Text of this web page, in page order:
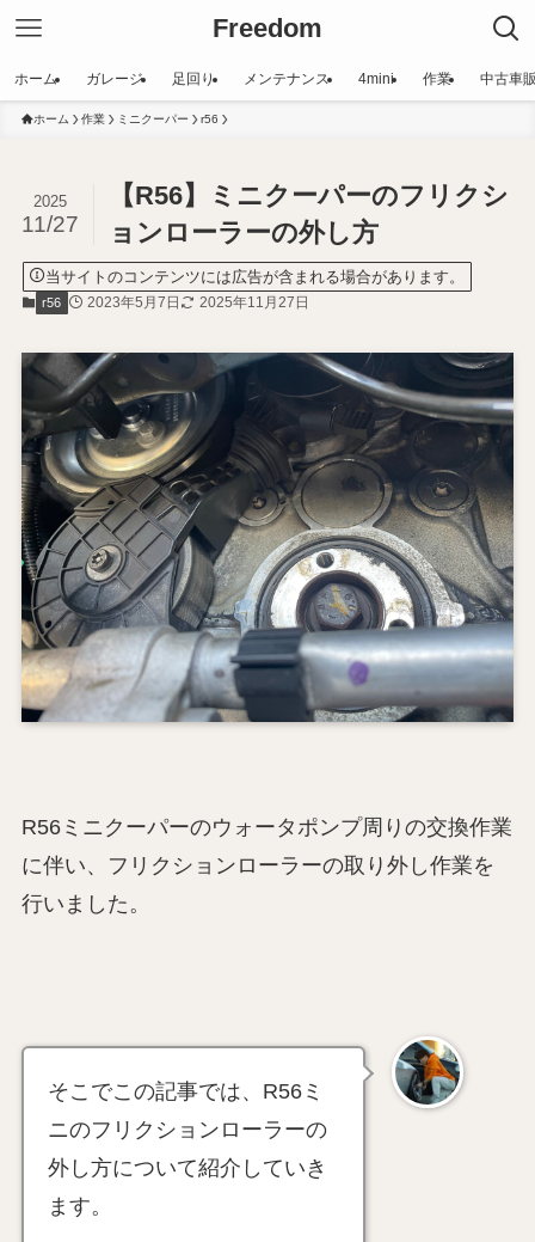
Freedom
ホーム ガレージ 足回り メンテナンス 4mini 作業 中古車
ホーム 作業 ミニクーパー r56
【R56】ミニクーパーのフリクシ
ョンローラーの外し方
2025
11/27
当サイトのコンテンツには広告が含まれる場合があります。
r56 2023年5月7日 2025年11月27日
R56ミニクーパーのウォータポンプ周りの交換作業
に伴い、フリクションローラーの取り外し作業を
行いました。
そこでこの記事では、R56ミ
ニのフリクションローラーの
外し方について紹介していき
ます。